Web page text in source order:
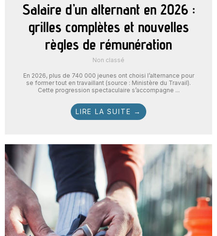
Salaire d’un alternant en 2026 :
grilles complètes et nouvelles
règles de rémunération
Non classé
En 2026, plus de 740 000 jeunes ont choisi l’alternance pour
se former tout en travaillant (source : Ministère du Travail).
Cette progression spectaculaire s’accompagne ...
LIRE LA SUITE →